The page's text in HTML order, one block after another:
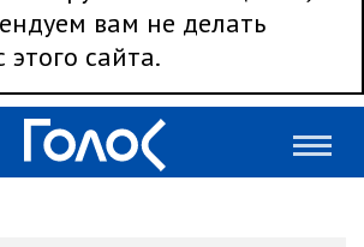
вам не делать
этого сайта.